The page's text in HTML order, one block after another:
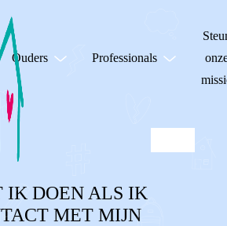
Ouders Professionals
IK DOEN ALS IK
MET MIJN